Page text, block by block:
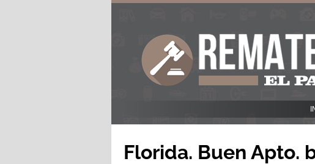
Florida. Buen Apto.